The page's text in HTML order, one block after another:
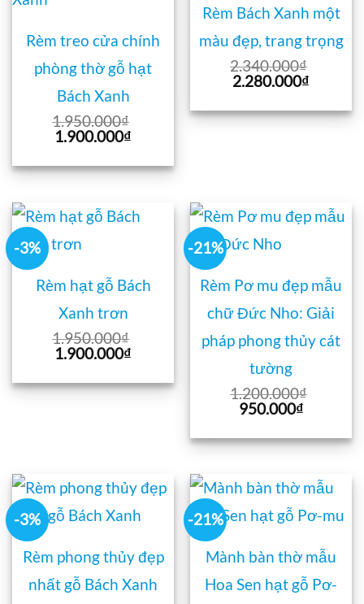
Rèm treo cửa chính
phòng thờ gỗ hạt
Bách Xanh
1.950.000₫
Giá
là:
1.900.000₫
tại
Rèm Bách Xanh một
màu đẹp, trang trọng
2.340.000₫
Giá
là:
2.280.000₫
tại
-3%
Rèm hạt gỗ Bách
Xanh trơn
1.950.000₫
Giá
là:
1.900.000₫
tại
-21%
Rèm Pơ mu đẹp mẫu
chữ Đức Nho: Giải
pháp phong thủy cát
tường
1.200.000₫
Giá
là:
950.000₫Giá
tại
-3%
Rèm phong thủy đẹp
nhất gỗ Bách Xanh
-21%
Mành bàn thờ mẫu
Hoa Sen hạt gỗ Pơ-